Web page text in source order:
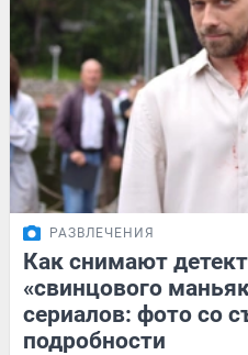
РАЗВЛЕЧЕНИЯ
Как снимают
«свинцового
сериалов: фото со
подробности